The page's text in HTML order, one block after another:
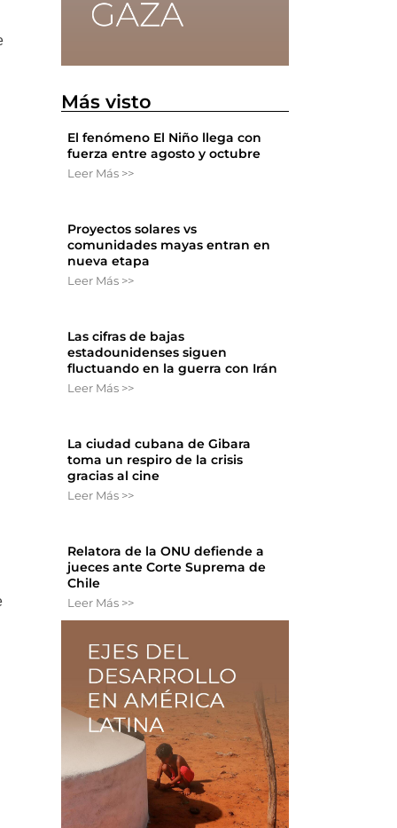
Más visto
El fenómeno El Niño llega con
fuerza entre agosto y octubre
Leer Más >>
Proyectos solares vs
comunidades mayas entran en
nueva etapa
Leer Más >>
Las cifras de bajas
estadounidenses siguen
fluctuando en la guerra con Irán
Leer Más >>
La ciudad cubana de Gibara
toma un respiro de la crisis
gracias al cine
Leer Más >>
Relatora de la ONU defiende a
jueces ante Corte Suprema de
Chile
Leer Más >>